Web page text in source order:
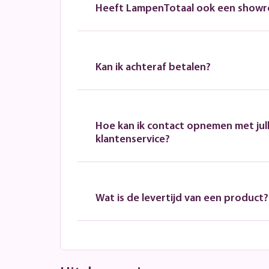
Heeft LampenTotaal ook een
Kan ik achteraf betalen?
Hoe kan ik contact opnemen met
klantenservice?
Wat is de levertijd van een product?